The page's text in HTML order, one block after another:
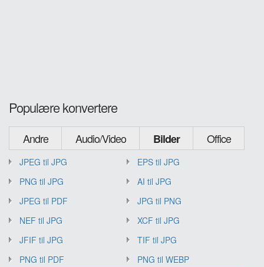
Populære konvertere
Andre Audio/Video Bilder Office
JPEG til JPG
EPS til JPG
PNG til JPG
AI til JPG
JPEG til PDF
JPG til PNG
NEF til JPG
XCF til JPG
JFIF til JPG
TIF til JPG
PNG til PDF
PNG til WEBP